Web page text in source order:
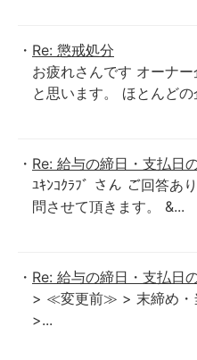
Re: 懲戒処分
お疲れさんです オーナ
と思います。 ほとんど
Re: 給与の締日・支払日
ﾕｷﾝｺｸﾗﾌﾞ さん ご回答あ
問させて頂きます。 &...
Re: 給与の締日・支払日
> ≪変更前≫ > 末締め
>...